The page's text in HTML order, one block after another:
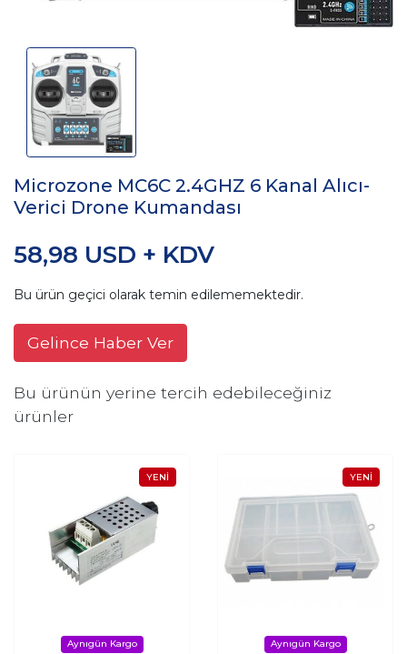
Microzone MC6C 2.4GHZ 6 Kanal Alıcı-
Verici Drone Kumandası
58,98 USD + KDV
Bu ürün geçici olarak temin edilememektedir.
Gelince Haber Ver
Bu ürünün yerine tercih edebileceğiniz
ürünler